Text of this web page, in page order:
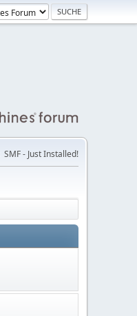
SMF - Just Installed!